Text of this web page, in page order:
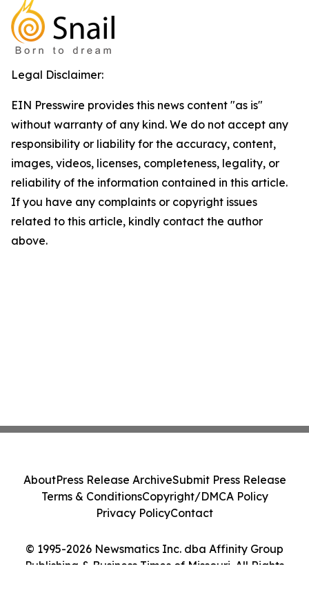
Legal Disclaimer:
EIN Presswire provides this news content "as is"
without warranty of any kind. We do not accept any
responsibility or liability for the accuracy, content,
images, videos, licenses, completeness, legality, or
reliability of the information contained in this article.
If you have any complaints or copyright issues
related to this article, kindly contact the author
above.
© 1995-2026 Newsmatics Inc. dba Affinity Group
Publishing & Business Times of Missouri. All Rights
AboutPress Release ArchiveSubmit Press Release
Terms & ConditionsCopyright/DMCA Policy
Privacy PolicyContact